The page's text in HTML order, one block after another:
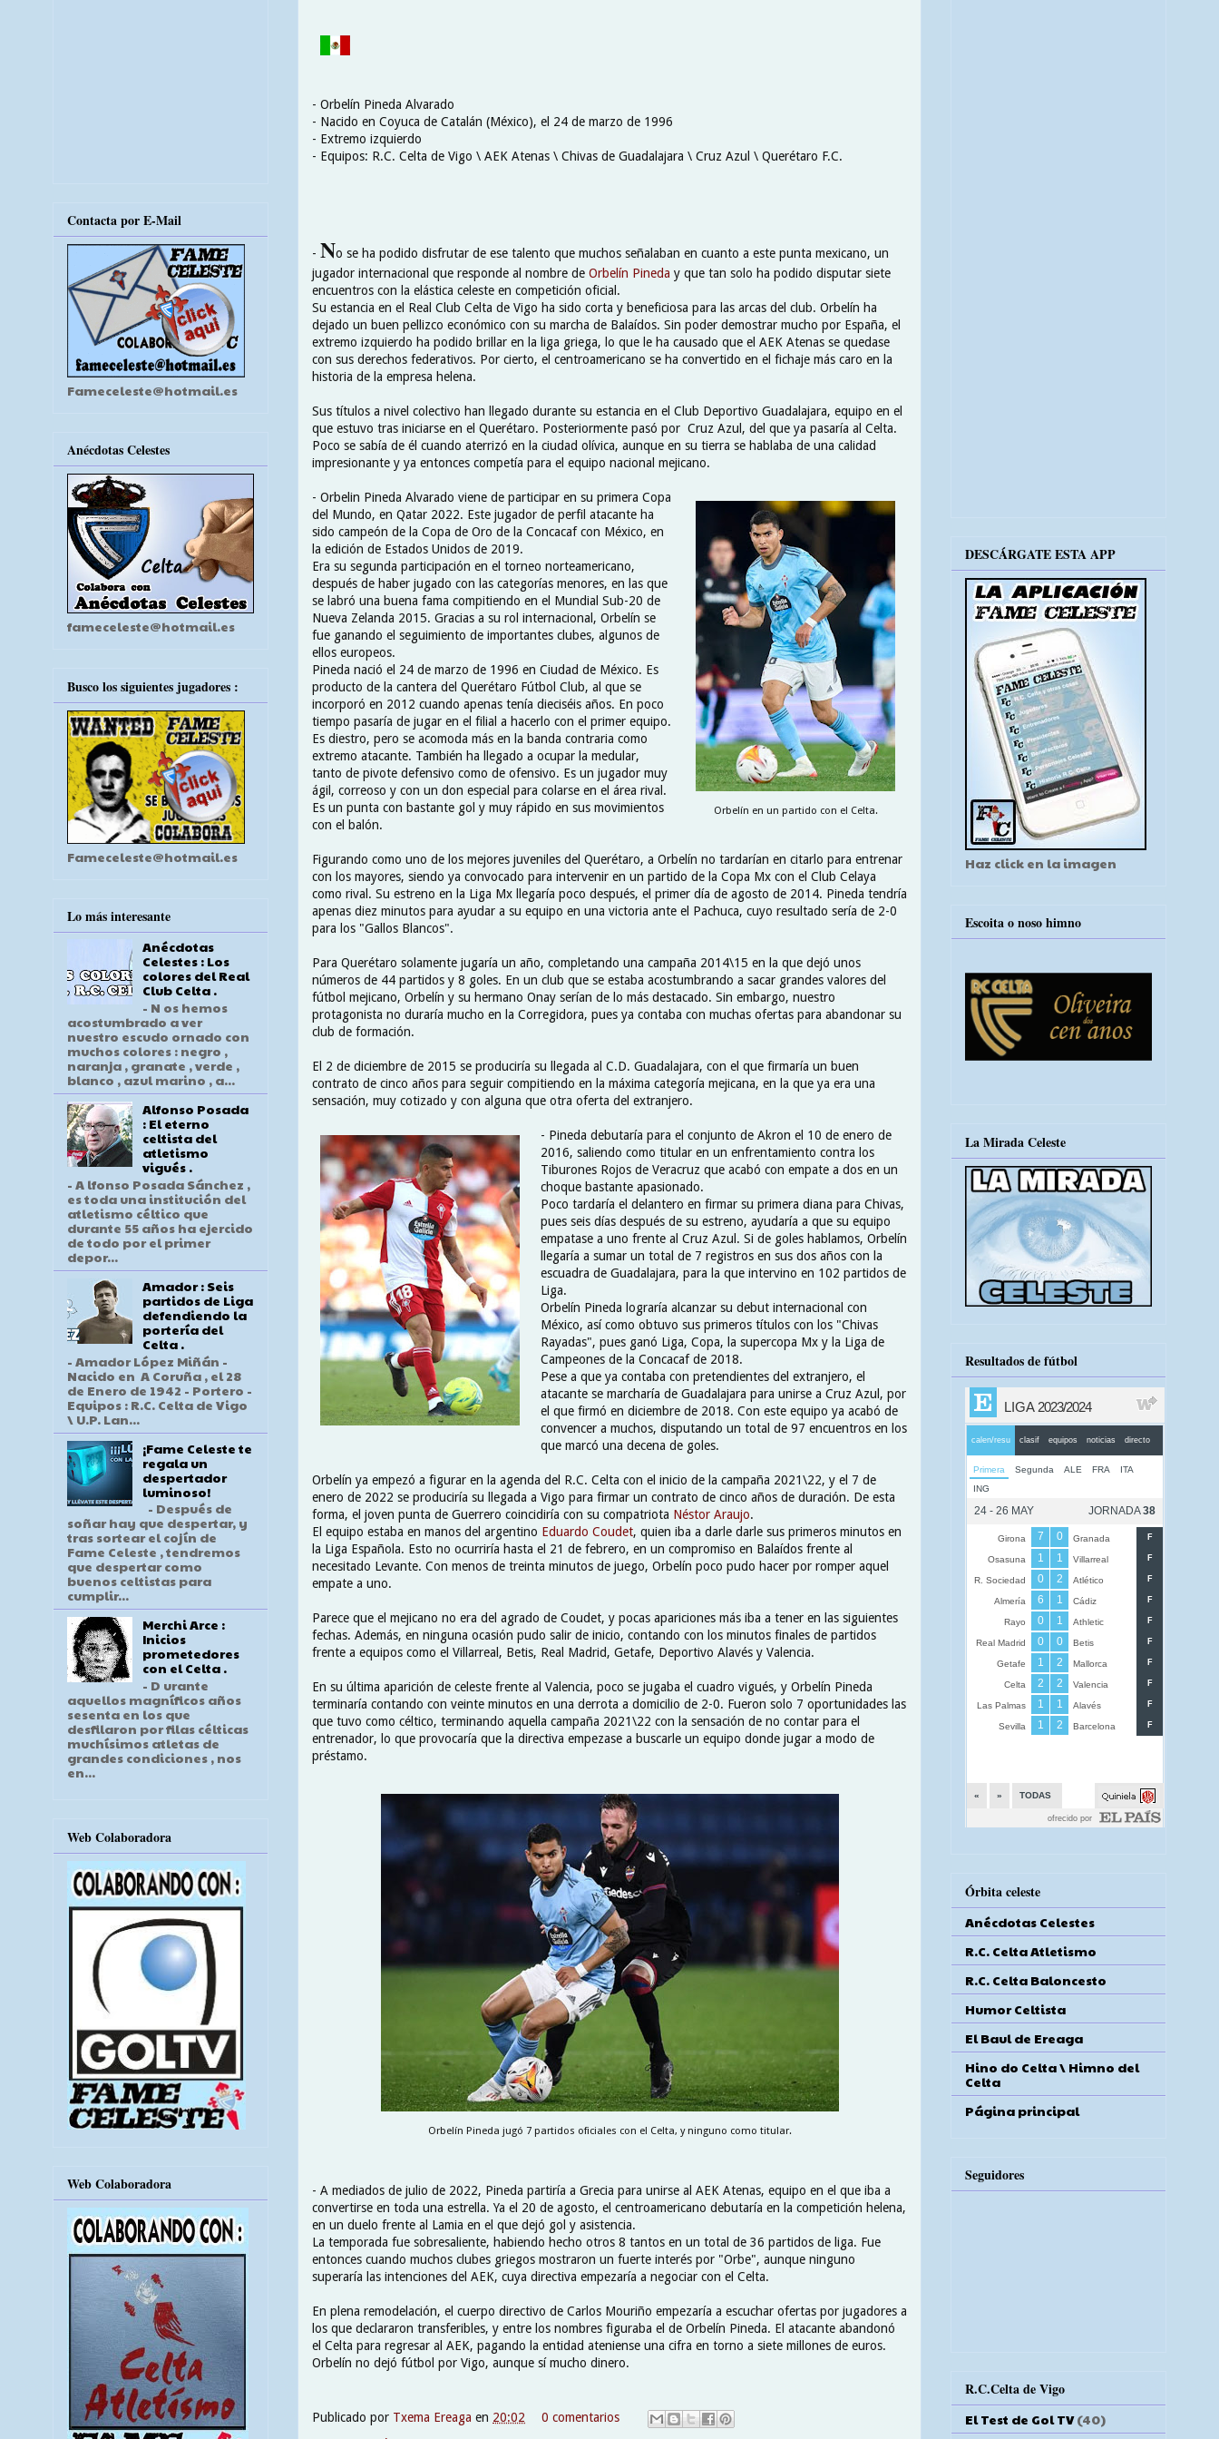
- Orbelín Pineda Alvarado
- Nacido en Coyuca de Catalán (México), el 24 de marzo de 1996
- Extremo izquierdo
- Equipos: R.C. Celta de Vigo \ AEK Atenas \ Chivas de Guadalajara \ Cruz Azul \ Querétaro F.C.
- No se ha podido disfrutar de ese talento que muchos señalaban en cuanto a este punta mexicano, un
jugador internacional que responde al nombre de Orbelín Pineda y que tan solo ha podido disputar siete
encuentros con la elástica celeste en competición oficial.
Su estancia en el Real Club Celta de Vigo ha sido corta y beneficiosa para las arcas del club. Orbelín ha
dejado un buen pellizco económico con su marcha de Balaídos. Sin poder demostrar mucho por España, el
extremo izquierdo ha podido brillar en la liga griega, lo que le ha causado que el AEK Atenas se quedase
con sus derechos federativos. Por cierto, el centroamericano se ha convertido en el fichaje más caro en la
historia de la empresa helena.
Sus títulos a nivel colectivo han llegado durante su estancia en el Club Deportivo Guadalajara, equipo en el
que estuvo tras iniciarse en el Querétaro. Posteriormente pasó por Cruz Azul, del que ya pasaría al Celta.
Poco se sabía de él cuando aterrizó en la ciudad olívica, aunque en su tierra se hablaba de una calidad
impresionante y ya entonces competía para el equipo nacional mejicano.
Orbelín en un partido con el Celta.
- Orbelin Pineda Alvarado viene de participar en su primera Copa
del Mundo, en Qatar 2022. Este jugador de perfil atacante ha
sido campeón de la Copa de Oro de la Concacaf con México, en
la edición de Estados Unidos de 2019.
Era su segunda participación en el torneo norteamericano,
después de haber jugado con las categorías menores, en las que
se labró una buena fama compitiendo en el Mundial Sub-20 de
Nueva Zelanda 2015. Gracias a su rol internacional, Orbelín se
fue ganando el seguimiento de importantes clubes, algunos de
ellos europeos.
Pineda nació el 24 de marzo de 1996 en Ciudad de México. Es
producto de la cantera del Querétaro Fútbol Club, al que se
incorporó en 2012 cuando apenas tenía dieciséis años. En poco
tiempo pasaría de jugar en el filial a hacerlo con el primer equipo.
Es diestro, pero se acomoda más en la banda contraria como
extremo atacante. También ha llegado a ocupar la medular,
tanto de pivote defensivo como de ofensivo. Es un jugador muy
ágil, correoso y con un don especial para colarse en el área rival.
Es un punta con bastante gol y muy rápido en sus movimientos
con el balón.
Figurando como uno de los mejores juveniles del Querétaro, a Orbelín no tardarían en citarlo para entrenar
con los mayores, siendo ya convocado para intervenir en un partido de la Copa Mx con el Club Celaya
como rival. Su estreno en la Liga Mx llegaría poco después, el primer día de agosto de 2014. Pineda tendría
apenas diez minutos para ayudar a su equipo en una victoria ante el Pachuca, cuyo resultado sería de 2-0
para los "Gallos Blancos".
Para Querétaro solamente jugaría un año, completando una campaña 2014\15 en la que dejó unos
números de 44 partidos y 8 goles. En un club que se estaba acostumbrando a sacar grandes valores del
fútbol mejicano, Orbelín y su hermano Onay serían de lo más destacado. Sin embargo, nuestro
protagonista no duraría mucho en la Corregidora, pues ya contaba con muchas ofertas para abandonar su
club de formación.
El 2 de diciembre de 2015 se produciría su llegada al C.D. Guadalajara, con el que firmaría un buen
contrato de cinco años para seguir compitiendo en la máxima categoría mejicana, en la que ya era una
sensación, muy cotizado y con alguna que otra oferta del extranjero.
- Pineda debutaría para el conjunto de Akron el 10 de enero de
2016, saliendo como titular en un enfrentamiento contra los
Tiburones Rojos de Veracruz que acabó con empate a dos en un
choque bastante apasionado.
Poco tardaría el delantero en firmar su primera diana para Chivas,
pues seis días después de su estreno, ayudaría a que su equipo
empatase a uno frente al Cruz Azul. Si de goles hablamos, Orbelín
llegaría a sumar un total de 7 registros en sus dos años con la
escuadra de Guadalajara, para la que intervino en 102 partidos de
Liga.
Orbelín Pineda lograría alcanzar su debut internacional con
México, así como obtuvo sus primeros títulos con los "Chivas
Rayadas", pues ganó Liga, Copa, la supercopa Mx y la Liga de
Campeones de la Concacaf de 2018.
Pese a que ya contaba con pretendientes del extranjero, el
atacante se marcharía de Guadalajara para unirse a Cruz Azul, por
el que firmó en diciembre de 2018. Con este equipo ya acabó de
convencer a muchos, disputando un total de 97 encuentros en los
que marcó una decena de goles.
Orbelín ya empezó a figurar en la agenda del R.C. Celta con el inicio de la campaña 2021\22, y el 7 de
enero de 2022 se produciría su llegada a Vigo para firmar un contrato de cinco años de duración. De esta
forma, el joven punta de Guerrero coincidiría con su compatriota Néstor Araujo.
El equipo estaba en manos del argentino Eduardo Coudet, quien iba a darle darle sus primeros minutos en
la Liga Española. Esto no ocurriría hasta el 21 de febrero, en un compromiso en Balaídos frente al
necesitado Levante. Con menos de treinta minutos de juego, Orbelín poco pudo hacer por romper aquel
empate a uno.
Parece que el mejicano no era del agrado de Coudet, y pocas apariciones más iba a tener en las siguientes
fechas. Además, en ninguna ocasión pudo salir de inicio, contando con los minutos finales de partidos
frente a equipos como el Villarreal, Betis, Real Madrid, Getafe, Deportivo Alavés y Valencia.
En su última aparición de celeste frente al Valencia, poco se jugaba el cuadro vigués, y Orbelín Pineda
terminaría contando con veinte minutos en una derrota a domicilio de 2-0. Fueron solo 7 oportunidades las
que tuvo como céltico, terminando aquella campaña 2021\22 con la sensación de no contar para el
entrenador, lo que provocaría que la directiva empezase a buscarle un equipo donde jugar a modo de
préstamo.
Orbelín Pineda jugó 7 partidos oficiales con el Celta, y ninguno como titular.
- A mediados de julio de 2022, Pineda partiría a Grecia para unirse al AEK Atenas, equipo en el que iba a
convertirse en toda una estrella. Ya el 20 de agosto, el centroamericano debutaría en la competición helena,
en un duelo frente al Lamia en el que dejó gol y asistencia.
La temporada fue sobresaliente, habiendo hecho otros 8 tantos en un total de 36 partidos de liga. Fue
entonces cuando muchos clubes griegos mostraron un fuerte interés por "Orbe", aunque ninguno
superaría las intenciones del AEK, cuya directiva empezaría a negociar con el Celta.
En plena remodelación, el cuerpo directivo de Carlos Mouriño empezaría a escuchar ofertas por jugadores a
los que declararon transferibles, y entre los nombres figuraba el de Orbelín Pineda. El atacante abandonó
el Celta para regresar al AEK, pagando la entidad ateniense una cifra en torno a siete millones de euros.
Orbelín no dejó fútbol por Vigo, aunque sí mucho dinero.
Publicado por Txema Ereaga en 20:02
0 comentarios
Contacta por E-Mail
Fameceleste@hotmail.es
Anécdotas Celestes
fameceleste@hotmail.es
Busco los siguientes jugadores :
Fameceleste@hotmail.es
Lo más interesante
Anécdotas
Celestes : Los
colores del Real
Club Celta .
- N os hemos
acostumbrado a ver
nuestro escudo ornado con
muchos colores : negro ,
naranja , granate , verde ,
blanco , azul marino , a...
Alfonso Posada
: El eterno
celtista del
atletismo
vigués .
- A lfonso Posada Sánchez ,
es toda una institución del
atletismo céltico que
durante 55 años ha ejercido
de todo por el primer
depor...
Amador : Seis
partidos de Liga
defendiendo la
portería del
Celta .
- Amador López Miñán -
Nacido en A Coruña , el 28
de Enero de 1942 - Portero -
Equipos : R.C. Celta de Vigo
\ U.P. Lan...
¡Fame Celeste te
regala un
despertador
luminoso!
- Después de
soñar hay que despertar, y
tras sortear el cojín de
Fame Celeste , tendremos
que despertar como
buenos celtistas para
cumplir...
Merchi Arce :
Inicios
prometedores
con el Celta .
- D urante
aquellos magníficos años
sesenta en los que
desfilaron por filas célticas
muchísimos atletas de
grandes condiciones , nos
en...
Web Colaboradora
Web Colaboradora
DESCÁRGATE ESTA APP
Haz click en la imagen
Escoita o noso himno
La Mirada Celeste
Resultados de fútbol
Órbita celeste
Anécdotas Celestes
R.C. Celta Atletismo
R.C. Celta Baloncesto
Humor Celtista
El Baul de Ereaga
Hino do Celta \ Himno del
Celta
Página principal
Seguidores
R.C.Celta de Vigo
El Test de Gol TV (40)